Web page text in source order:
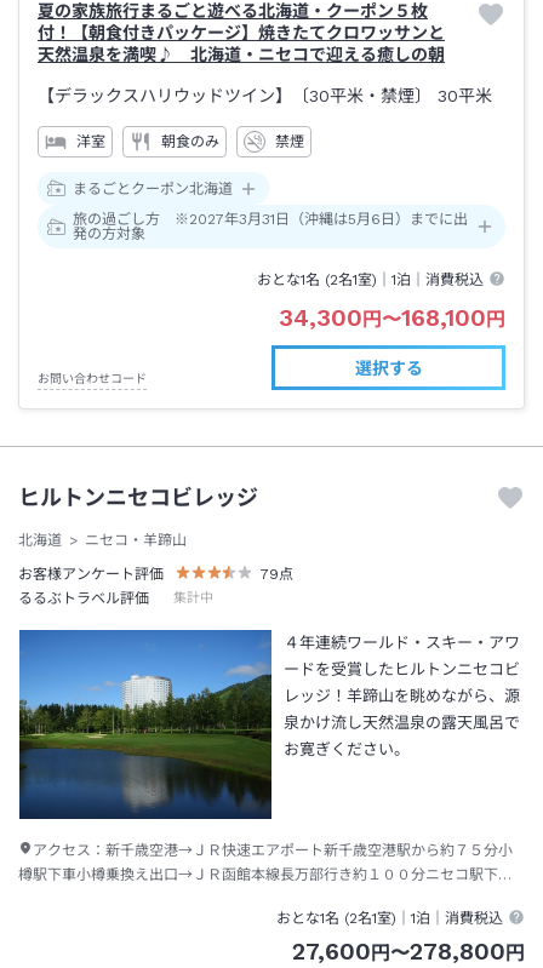
夏の家族旅行まるごと遊べる北海道・クーポン５枚
付！【朝食付きパッケージ】焼きたてクロワッサンと
天然温泉を満喫♪ 北海道・ニセコで迎える癒しの朝
【デラックスハリウッドツイン】〔30平米・禁煙〕 30平米
洋室 朝食のみ 禁煙
まるごとクーポン北海道
旅の過ごし方 ※2027年3月31日（沖縄は5月6日）までに出
発の方対象
おとな1名 (2名1室)｜1泊 ｜消費税込
34,300 円 〜168,100 円
お問い合わせコード
選択する
ヒルトンニセコビレッジ
北海道
ニセコ・羊蹄山
お客様アンケート評価
79 点
るるぶトラベル評価
集計中
４年連続ワールド・スキー・アワ
ードを受賞したヒルトンニセコビ
レッジ！羊蹄山を眺めながら、源
泉かけ流し天然温泉の露天風呂で
お寛ぎください。
アクセス： 新千歳空港→ＪＲ快速エアポート新千歳空港駅から約７５分小
樽駅下車小樽乗換え出口→ＪＲ函館本線長万部行き約１００分ニセコ駅下車
おとな1名 (2名1室)｜1泊 ｜消費税込
27,600 円 〜278,800 円